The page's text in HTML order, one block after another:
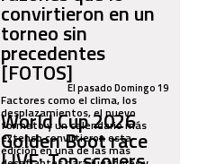
convirtieron en un
torneo sin
precedentes
[FOTOS]El pasado Domingo 19
Factores como el clima, los
desplazamientos, el nuevo
formato y un calendario más
extenso convirtieron esta
edición en una de las más
World Cup 2026
Golden Boot race